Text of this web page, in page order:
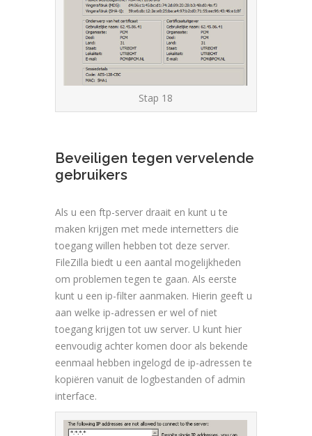
Stap 18
Beveiligen tegen vervelende
gebruikers
Als u een ftp-server draait en kunt u te
maken krijgen met mede internetters die
toegang willen hebben tot deze server.
FileZilla biedt u een aantal mogelijkheden
om problemen tegen te gaan. Als eerste
kunt u een ip-filter aanmaken. Hierin geeft u
aan welke ip-adressen er wel of niet
toegang krijgen tot uw server. U kunt hier
eenvoudig achter komen door als bekende
eenmaal hebben ingelogd de ip-adressen te
kopiëren vanuit de logbestanden of admin
interface.